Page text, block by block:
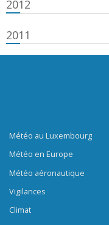
2012
2011
Météo au Luxembourg
Météo en Europe
Météo aéronautique
Vigilances
Climat